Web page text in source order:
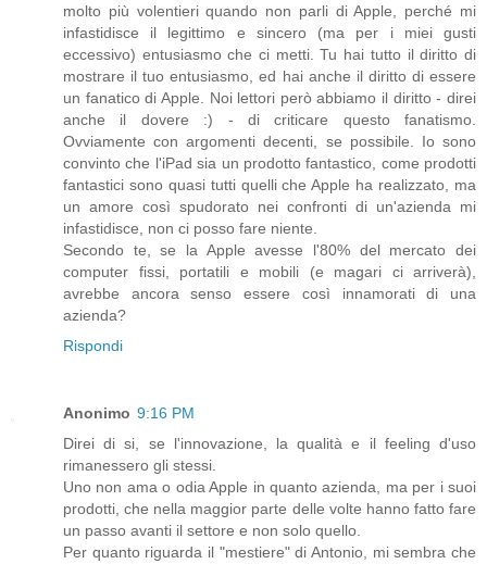
molto più volentieri quando non parli di Apple, perché mi
infastidisce il legittimo e sincero (ma per i miei gusti
eccessivo) entusiasmo che ci metti. Tu hai tutto il diritto di
mostrare il tuo entusiasmo, ed hai anche il diritto di essere
un fanatico di Apple. Noi lettori però abbiamo il diritto - direi
anche il dovere :) - di criticare questo fanatismo.
Ovviamente con argomenti decenti, se possibile. Io sono
convinto che l'iPad sia un prodotto fantastico, come prodotti
fantastici sono quasi tutti quelli che Apple ha realizzato, ma
un amore così spudorato nei confronti di un'azienda mi
infastidisce, non ci posso fare niente.
Secondo te, se la Apple avesse l'80% del mercato dei
computer fissi, portatili e mobili (e magari ci arriverà),
avrebbe ancora senso essere così innamorati di una
azienda?
Rispondi
Anonimo 9:16 PM
Direi di si, se l'innovazione, la qualità e il feeling d'uso
rimanessero gli stessi.
Uno non ama o odia Apple in quanto azienda, ma per i suoi
prodotti, che nella maggior parte delle volte hanno fatto fare
un passo avanti il settore e non solo quello.
Per quanto riguarda il "mestiere" di Antonio, mi sembra che